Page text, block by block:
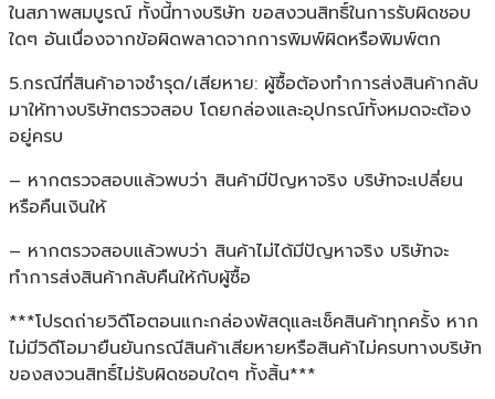
ในสภาพสมบูรณ์ ทั้งนี้ทางบริษัท ขอสงวนสิทธิ์ในการรับผิดชอบ
ใดๆ อันเนื่องจากข้อผิดพลาดจากการพิมพ์ผิดหรือพิมพ์ตก
5.กรณีที่สินค้าอาจชำรุด/เสียหาย: ผู้ซื้อต้องทำการส่งสินค้ากลับ
มาให้ทางบริษัทตรวจสอบ โดยกล่องและอุปกรณ์ทั้งหมดจะต้อง
อยู่ครบ
– หากตรวจสอบแล้วพบว่า สินค้ามีปัญหาจริง บริษัทจะเปลี่ยน
หรือคืนเงินให้
– หากตรวจสอบแล้วพบว่า สินค้าไม่ได้มีปัญหาจริง บริษัทจะ
ทำการส่งสินค้ากลับคืนให้กับผู้ซื้อ
***โปรดถ่ายวิดีโอตอนแกะกล่องพัสดุและเช็คสินค้าทุกครั้ง หาก
ไม่มีวิดีโอมายืนยันกรณีสินค้าเสียหายหรือสินค้าไม่ครบทางบริษัท
ของสงวนสิทธิ์ไม่รับผิดชอบใดๆ ทั้งสิ้น***